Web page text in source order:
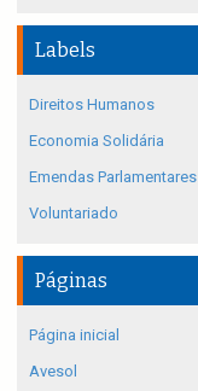
Labels
Direitos Humanos
Economia Solidária
Emendas Parlamentares
Voluntariado
Páginas
Página inicial
Avesol